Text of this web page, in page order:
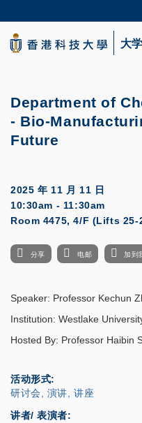
to
main
content
生活@科大
大
Department of
- Bio-
Future
2025 年 11 月 11 日
10:30am - 11:30am
Room 4475, 4/F (Lifts
分享 电邮 加到
Speaker: Professor Kechun
Institution: Westlake
Hosted By: Professor Haibin
活动形式
研讨会, 演讲, 讲座
讲者/ 表演者: